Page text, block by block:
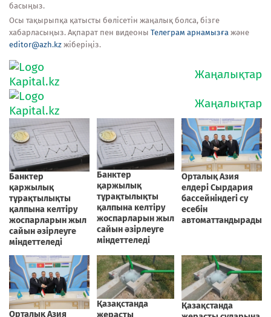
басыңыз.
Осы тақырыпқа қатысты бөлісетін жаңалық болса, бізге
хабарласыңыз. Ақпарат пен видеоны Телеграм арнамызға және
editor@azh.kz жіберіңіз.